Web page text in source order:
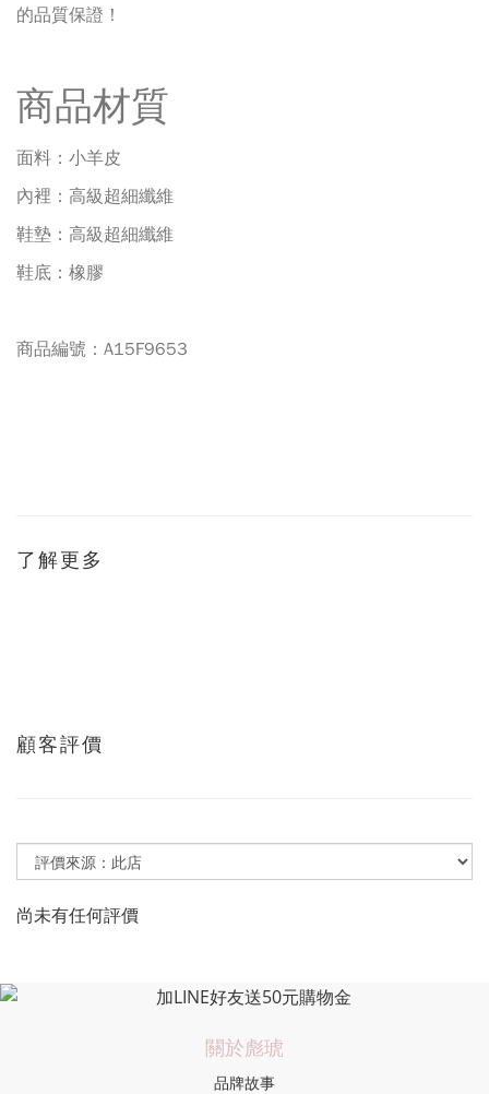
的品質保證！
商品材質
面料：小羊皮
內裡：高級超細纖維
鞋墊：高級超細纖維
鞋底：橡膠
商品編號： A15F9653
了解更多
顧客評價
尚未有任何評價
關於彪琥
品牌故事